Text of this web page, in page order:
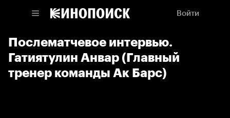
Войти
Послематчевое интервью.
Гатиятулин Анвар (Главный
тренер команды Ак Барс)